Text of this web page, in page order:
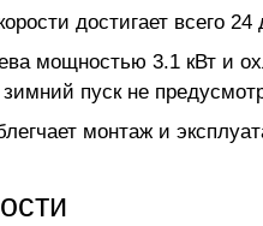
достигает всего
мощностью 3.1 кВт и
пуск не
монтаж и